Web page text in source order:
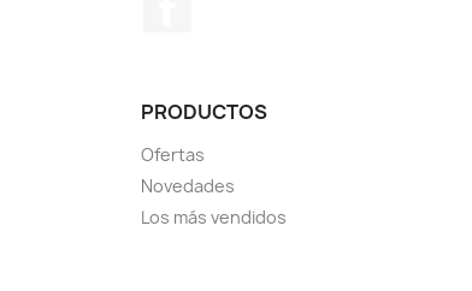
PRODUCTOS
Ofertas
Novedades
Los más vendidos